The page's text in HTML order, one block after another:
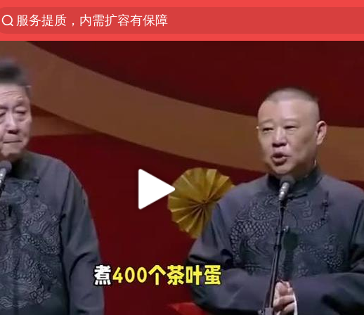
服务提质，内需扩容有保障
普京宣布俄国防部多项人事调整
中国宣布5项对美反制措施
《给阿嬷的情书》在越南首映
嘲讽周星驰无儿女没朋友 李修贤道歉
长安航空通报旅客所带充电宝自燃：航班备降武汉，无人员受伤
华为发布新款折叠电脑售价24999元起
外交部：坚决反对日方抹黑指责中方
22名中国乘客遭拒载 泰国机场致歉
你常吃的兰州拉面要改名了，或改名青海拉面
急诊医生漏诊致2岁患儿死亡获刑1年
“煎饼叔叔”张建武离世